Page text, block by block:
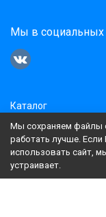
Мы в социальных
Каталог
Информация
Политика
Мы сохраняем файлы
работать лучше.
использовать сайт,
устраивает.